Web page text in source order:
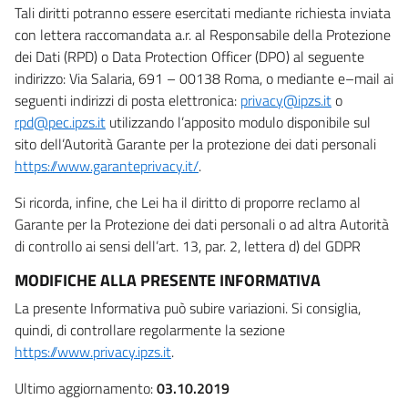
Tali diritti potranno essere esercitati mediante richiesta inviata
con lettera raccomandata a.r. al Responsabile della Protezione
dei Dati (RPD) o Data Protection Officer (DPO) al seguente
indirizzo: Via Salaria, 691 – 00138 Roma, o mediante e–mail ai
seguenti indirizzi di posta elettronica: privacy@ipzs.ito
rpd@pec.ipzs.it utilizzando l’apposito modulo disponibile sul
sito dell’Autorità Garante per la protezione dei dati personali
https://www.garanteprivacy.it/.
Si ricorda, infine, che Lei ha il diritto di proporre reclamo al
Garante per la Protezione dei dati personali o ad altra Autorità
di controllo ai sensi dell’art. 13, par. 2, lettera d) del GDPR
MODIFICHE ALLA PRESENTE INFORMATIVA
La presente Informativa può subire variazioni. Si consiglia,
quindi, di controllare regolarmente la sezione
https://www.privacy.ipzs.it.
Ultimo aggiornamento:03.10.2019